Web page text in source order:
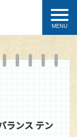
MENU
ランス テン